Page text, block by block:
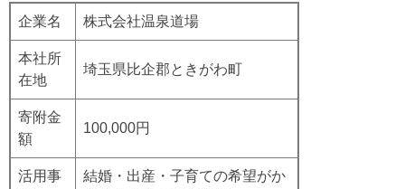
企業名 ​株式会社温泉道場
本社所
在地
埼玉県比企郡ときがわ町
寄附金
額
​100,000円
活用事
​結婚・出産・子育ての希望がか